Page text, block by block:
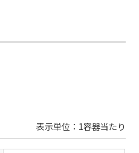
表示単位：1容器当たり